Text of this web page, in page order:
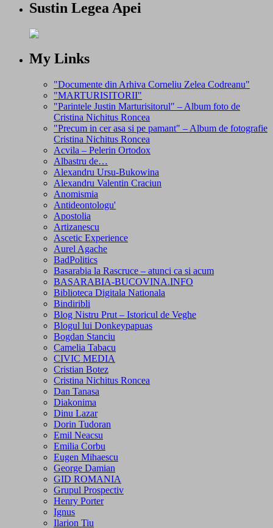
Sustin Legea Apei
My Links
"Documente din Arhiva Corneliu Zelea Codreanu"
"MARTURISITORII"
"Parintele Justin Marturisitorul" – Album foto de
Cristina Nichitus Roncea
"Precum in cer asa si pe pamant" – Album de fotografie
Cristina Nichitus Roncea
Acvila – Pelerin Ortodox
Albastru de…
Alexandru Ursu-Bukowina
Alexandru Valentin Craciun
Anomismia
Antideontologu'
Apostolia
Artizanescu
Ascetic Experience
Aurel Agache
BadPolitics
Basarabia la Rascruce – atunci ca si acum
BASARABIA-BUCOVINA.INFO
Biblioteca Digitala Nationala
Bindiribli
Blog Nistru Prut – Istoricul de Veghe
Blogul lui Donkeypapuas
Bogdan Stanciu
Camelia Tabacu
CIVIC MEDIA
Cristian Botez
Cristina Nichitus Roncea
Dan Tanasa
Diakonima
Dinu Lazar
Dorin Tudoran
Emil Neacsu
Emilia Corbu
Eugen Mihaescu
George Damian
GID ROMANIA
Grupul Prospectiv
Henry Porter
Ignus
Ilarion Tiu